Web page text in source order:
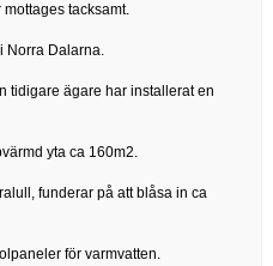
tacksamt.
Norra Dalarna.
tidigare ägare har installerat en
yta ca 160m2.
funderar på att blåsa in ca
för varmvatten.